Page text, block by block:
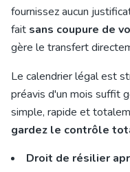
fournissez aucun
fait sans coupure de
gère le transfert
Le calendrier légal est
préavis d'un mois suffit
simple, rapide et
gardez le contrôle
Droit de résilier